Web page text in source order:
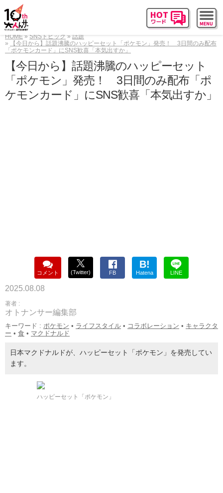
HOME SNSトピック
話題
【今日から】話題沸騰のハッピーセット「ポケモン」発売！ 3日間のみ配布
「ポケモンカード」にSNS歓喜「本気出すか」
【今日から】話題沸騰のハッピーセット
「ポケモン」発売！ 3日間のみ配布「ポ
ケモンカード」にSNS歓喜「本気出すか」
コメント (Twitter) FB
B!
Hatena LINE
2025.08.08
著者 :
オトナンサー編集部
キーワード : ポケモン • ライフスタイル • コラボレーション • キャラクタ
ー • 食 • マクドナルド
日本マクドナルドが、ハッピーセット「ポケモン」を発売してい
ます。
ハッピーセット「ポケモン」